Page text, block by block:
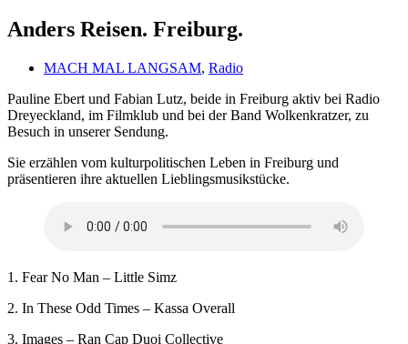
Anders Reisen. Freiburg.
MACH MAL LANGSAM, Radio
Pauline Ebert und Fabian Lutz, beide in Freiburg aktiv bei Radio
Dreyeckland, im Filmklub und bei der Band Wolkenkratzer, zu
Besuch in unserer Sendung.
Sie erzählen vom kulturpolitischen Leben in Freiburg und
präsentieren ihre aktuellen Lieblingsmusikstücke.
1. Fear No Man – Little Simz
2. In These Odd Times – Kassa Overall
3. Images – Ran Cap Duoi Collective